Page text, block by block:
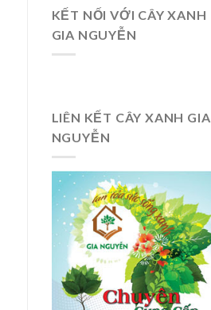
KẾT NỐI VỚI CÂY XANH
GIA NGUYỄN
LIÊN KẾT CÂY XANH GIA
NGUYỄN